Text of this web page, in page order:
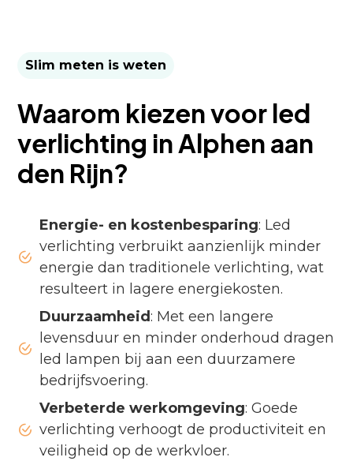
Slim meten is weten
Waarom kiezen voor led
verlichting in Alphen aan
den Rijn?
Energie- en kostenbesparing: Led
verlichting verbruikt aanzienlijk minder
energie dan traditionele verlichting, wat
resulteert in lagere energiekosten.
Duurzaamheid : Met een langere
levensduur en minder onderhoud dragen
led lampen bij aan een duurzamere
bedrijfsvoering.
Verbeterde werkomgeving: Goede
verlichting verhoogt de productiviteit en
veiligheid op de werkvloer.